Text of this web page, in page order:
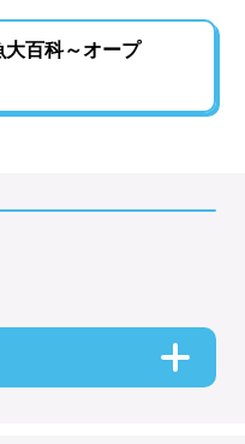
百科～オープ